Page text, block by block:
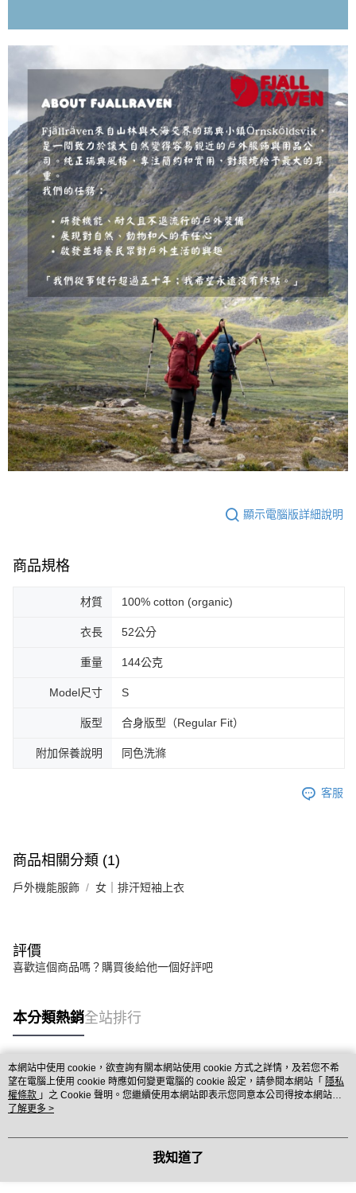
顯示電腦版詳細說明
商品規格
材質 100% cotton (organic)
衣長 52公分
重量 144公克
Model尺寸 S
版型 合身版型（Regular Fit）
附加保養說明 同色洗滌
客服
商品相關分類 (1)
戶外機能服飾 女｜排汗短袖上衣
評價
喜歡這個商品嗎？購買後給他一個好評吧
本分類熱銷全站排行
熱門標籤
本網站中使用 cookie，欲查詢有關本網站使用 cookie 方式之詳情，及若您不希
望在電腦上使用 cookie 時應如何變更電腦的 cookie 設定，請參閱本網站「 隱私
權條款 」之 Cookie 聲明。您繼續使用本網站即表示您同意本公司得按本網站使
用條款之 Cookie 聲明使用 cookie。
了解更多 >
我知道了